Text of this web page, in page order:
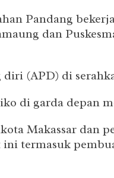
Pandang
dan
(APD) di
di garda depan
Makassar
termasuk